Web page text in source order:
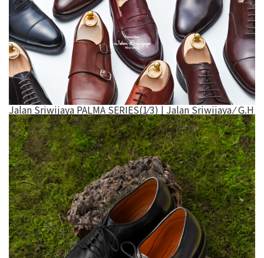
Jalan Sriwijaya PALMA SERIES(1⁄3) | Jalan Sriwijaya ⁄ G.H